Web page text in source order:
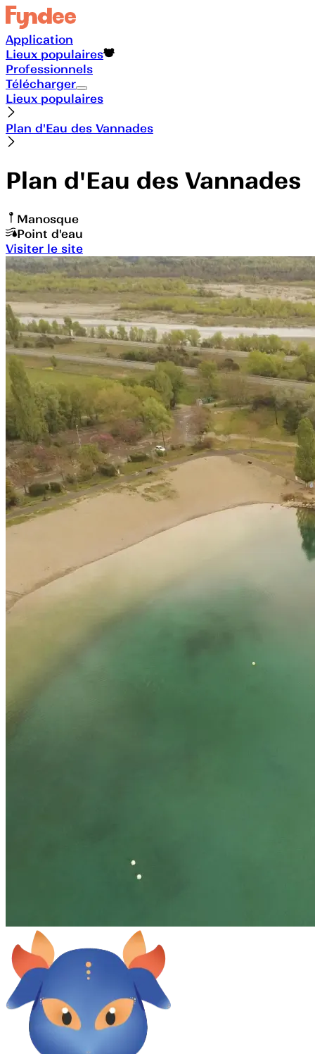
Application
Lieux populaires
Professionnels
Télécharger
Lieux populaires
Plan d'Eau des Vannades
Plan d'Eau des Vannades
Manosque
Point d'eau
Visiter le site